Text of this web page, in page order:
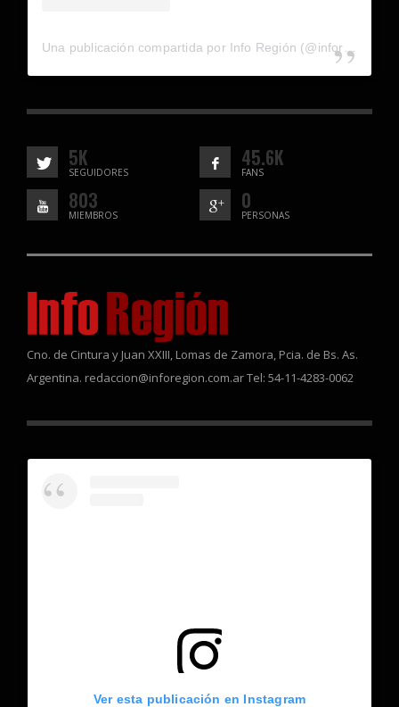
5K
SEGUIDORES
45.6K
FANS
803
MIEMBROS
0
PERSONAS
Cno. de Cintura y Juan XXIII, Lomas de Zamora, Pcia. de Bs. As.
Argentina. redaccion@inforegion.com.ar Tel: 54-11-4283-0062
Ver esta publicación en Instagram